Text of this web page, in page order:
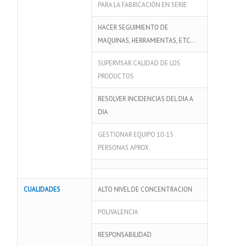
PARA LA FABRICACIÓN EN SERIE
HACER SEGUIMIENTO DE
MAQUINAS, HERRAMIENTAS, ETC…
SUPERVISAR CALIDAD DE LOS
PRODUCTOS
RESOLVER INCIDENCIAS DEL DIA A
DIA
GESTIONAR EQUIPO 10-15
PERSONAS APROX.
CUALIDADES ALTO NIVEL DE CONCENTRACION
POLIVALENCIA
RESPONSABILIDAD